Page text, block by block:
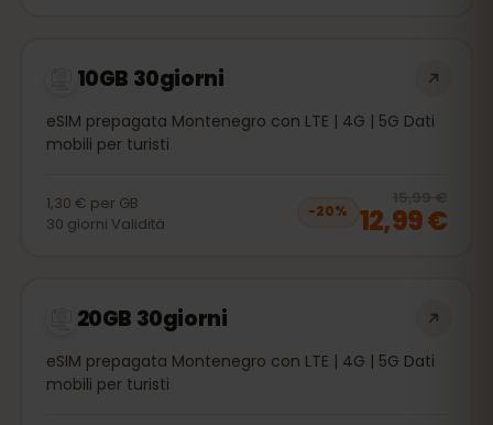
10GB 30giorni
eSIM prepagata Montenegro con LTE | 4G | 5G Dati
mobili per turisti
1,30 € per GB
30 giorni Validità
−20%
15,99 €
12,99 €
20GB 30giorni
eSIM prepagata Montenegro con LTE | 4G | 5G Dati
mobili per turisti